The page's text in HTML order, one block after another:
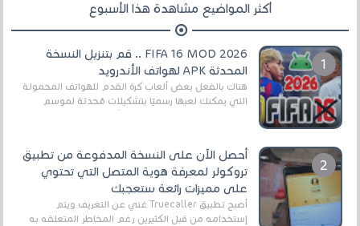
أكثر المواضيع مشاهدة هذا الأسبوع
FIFA 16 MOD 2026 .. قم بتنزيل النسخة
المحدثة APK لهواتف الأندرويد
هناك بالفعل بعض ألعاب كرة القدم للهواتف المحمولة
التي يمكنك لعبها رسميًا بتشكيلات مُحدثة لموسم
أحصل الآن على النسخة المدفوعة من تطبيق
تروكولر لمعرفة هوية المتصل التي تحتوي
على مميزات رائعة ستعجبك
أصبح تطبيق Truecaller غني عن التعريف ويتم
إستخدامه من قبل الكثيرين رغم المخاطر المتعلقه به